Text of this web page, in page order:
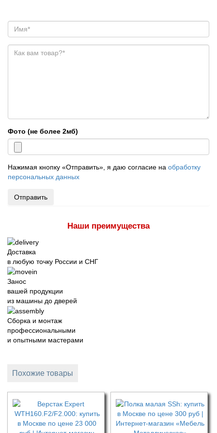
Фото (не более 2мб)
Нажимая кнопку «Отправить», я даю согласие на обработку
персональных данных
Отправить
Наши преимущества
Доставка
в любую точку России и СНГ
Занос
вашей продукции
из машины до дверей
Сборка и монтаж
профессиональными
и опытными мастерами
Похожие товары